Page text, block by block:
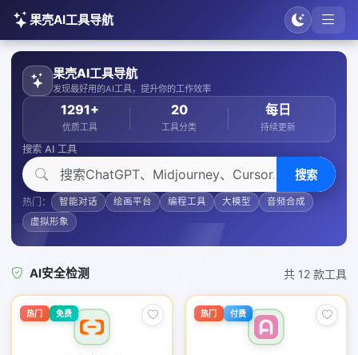
果壳AI工具导航
果壳AI工具导航
发现最好用的AI工具，提升你的工作效率
1291+
优质工具
20
工具分类
每日
持续更新
搜索 AI 工具
搜索
热门： 智能对话 绘画平台 编程工具 大模型
音频合成
虚拟形象
AI安全检测 共 12 款工具
热门 免费 热门 付费